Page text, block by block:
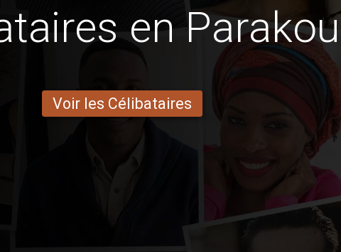
en Parakou
Voir les Célibataires